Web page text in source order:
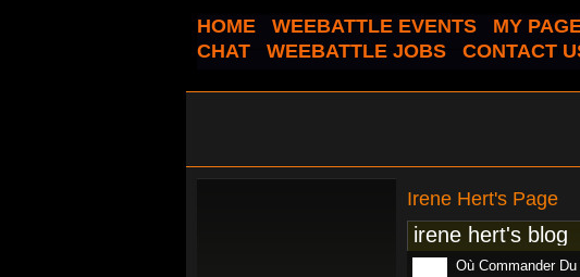
HOME WEEBATTLE EVENTS MY
CHAT
WEEBATTLE JOBS CONTACT
Irene Hert's Page
irene hert's blog
Où Commander